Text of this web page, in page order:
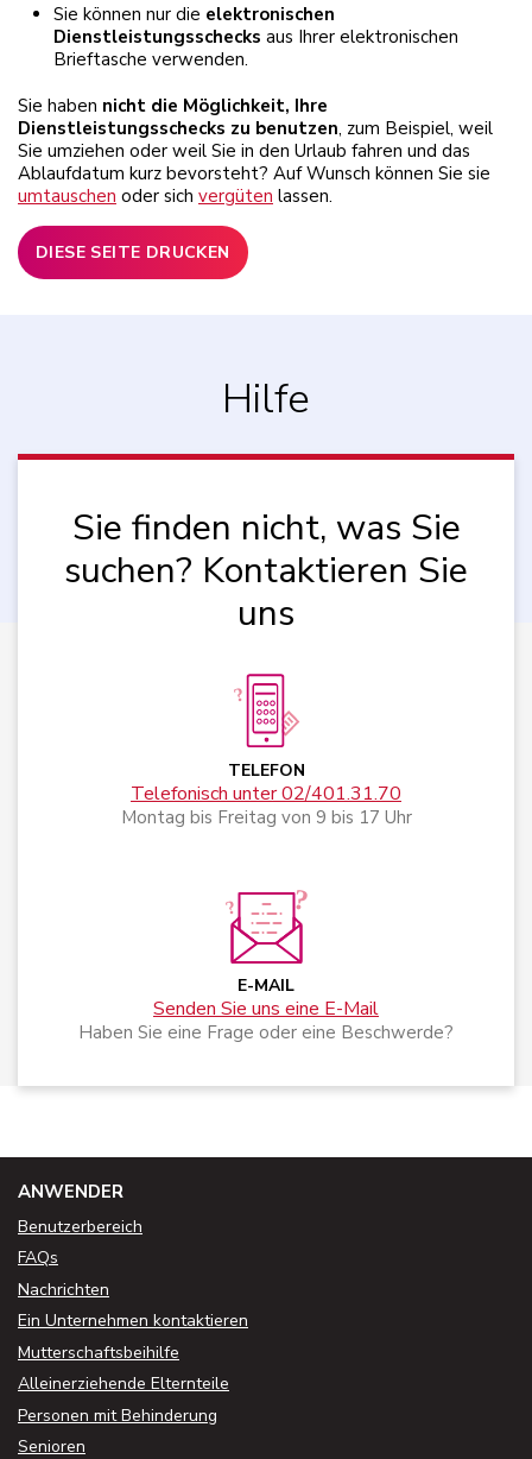
Sie können nur die elektronischen
Dienstleistungsschecks aus Ihrer elektronischen
Brieftasche verwenden.
Sie haben nicht die Möglichkeit, Ihre
Dienstleistungsschecks zu benutzen, zum Beispiel, weil
Sie umziehen oder weil Sie in den Urlaub fahren und das
Ablaufdatum kurz bevorsteht? Auf Wunsch können Sie sie
umtauschen oder sich vergüten lassen.
DIESE SEITE DRUCKEN
Hilfe
Sie finden nicht, was Sie
suchen? Kontaktieren Sie
uns
TELEFON
Telefonisch unter 02/401.31.70
Montag bis Freitag von 9 bis 17 Uhr
E-MAIL
Senden Sie uns eine E-Mail
Haben Sie eine Frage oder eine Beschwerde?
ANWENDER
Benutzerbereich
FAQs
Nachrichten
Ein Unternehmen kontaktieren
Mutterschaftsbeihilfe
Alleinerziehende Elternteile
Personen mit Behinderung
Senioren